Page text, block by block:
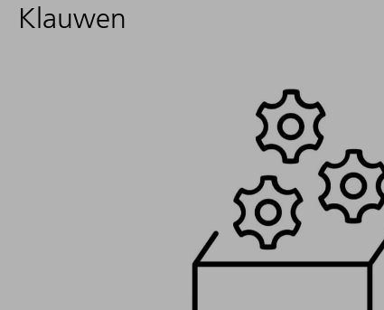
Klauwen